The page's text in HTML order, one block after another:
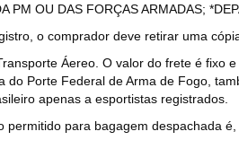
PM OU DAS FORÇAS ARMADAS;
o comprador deve retirar uma
Áereo. O valor do frete é fixo
do Porte Federal de Arma de Fogo,
apenas a esportistas registrados.
permitido para bagagem despachada